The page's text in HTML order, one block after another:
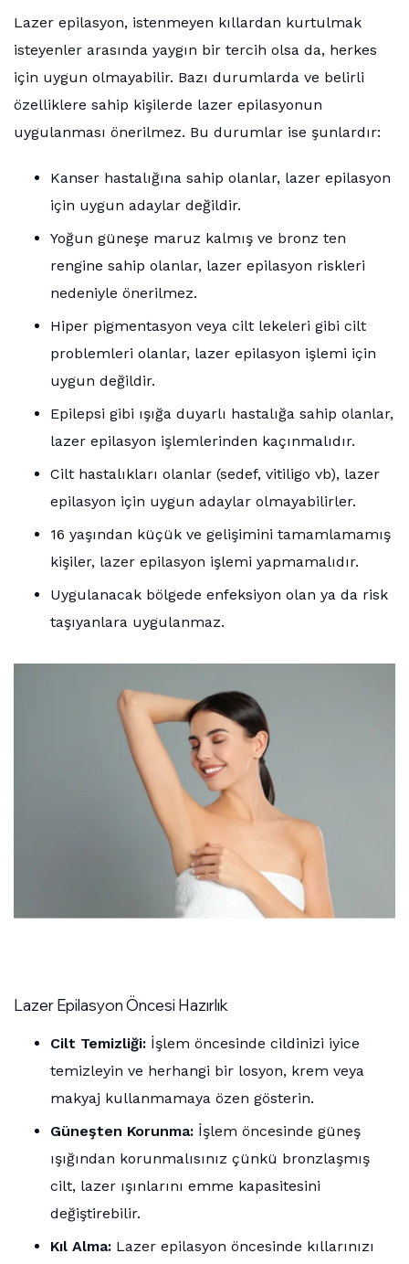
Lazer epilasyon, istenmeyen kıllardan kurtulmak
isteyenler arasında yaygın bir tercih olsa da, herkes
için uygun olmayabilir. Bazı durumlarda ve belirli
özelliklere sahip kişilerde lazer epilasyonun
uygulanması önerilmez. Bu durumlar ise şunlardır:
Kanser hastalığına sahip olanlar, lazer epilasyon
için uygun adaylar değildir.
Yoğun güneşe maruz kalmış ve bronz ten
rengine sahip olanlar, lazer epilasyon riskleri
nedeniyle önerilmez.
Hiper pigmentasyon veya cilt lekeleri gibi cilt
problemleri olanlar, lazer epilasyon işlemi için
uygun değildir.
Epilepsi gibi ışığa duyarlı hastalığa sahip olanlar,
lazer epilasyon işlemlerinden kaçınmalıdır.
Cilt hastalıkları olanlar (sedef, vitiligo vb), lazer
epilasyon için uygun adaylar olmayabilirler.
16 yaşından küçük ve gelişimini tamamlamamış
kişiler, lazer epilasyon işlemi yapmamalıdır.
Uygulanacak bölgede enfeksiyon olan ya da risk
taşıyanlara uygulanmaz.
Lazer Epilasyon Öncesi Hazırlık
Cilt Temizliği: İşlem öncesinde cildinizi iyice
temizleyin ve herhangi bir losyon, krem veya
makyaj kullanmamaya özen gösterin.
Güneşten Korunma: İşlem öncesinde güneş
ışığından korunmalısınız çünkü bronzlaşmış
cilt, lazer ışınlarını emme kapasitesini
değiştirebilir.
Kıl Alma: Lazer epilasyon öncesinde kıllarınızı